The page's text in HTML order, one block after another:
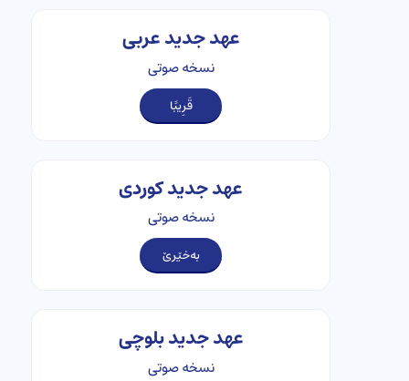
عهد جدید عربی
نسخه صوتی
قَرِيبًا
عهد جدید کوردی
نسخه صوتی
به‌خێرێ
عهد جدید بلوچی
نسخه صوتی